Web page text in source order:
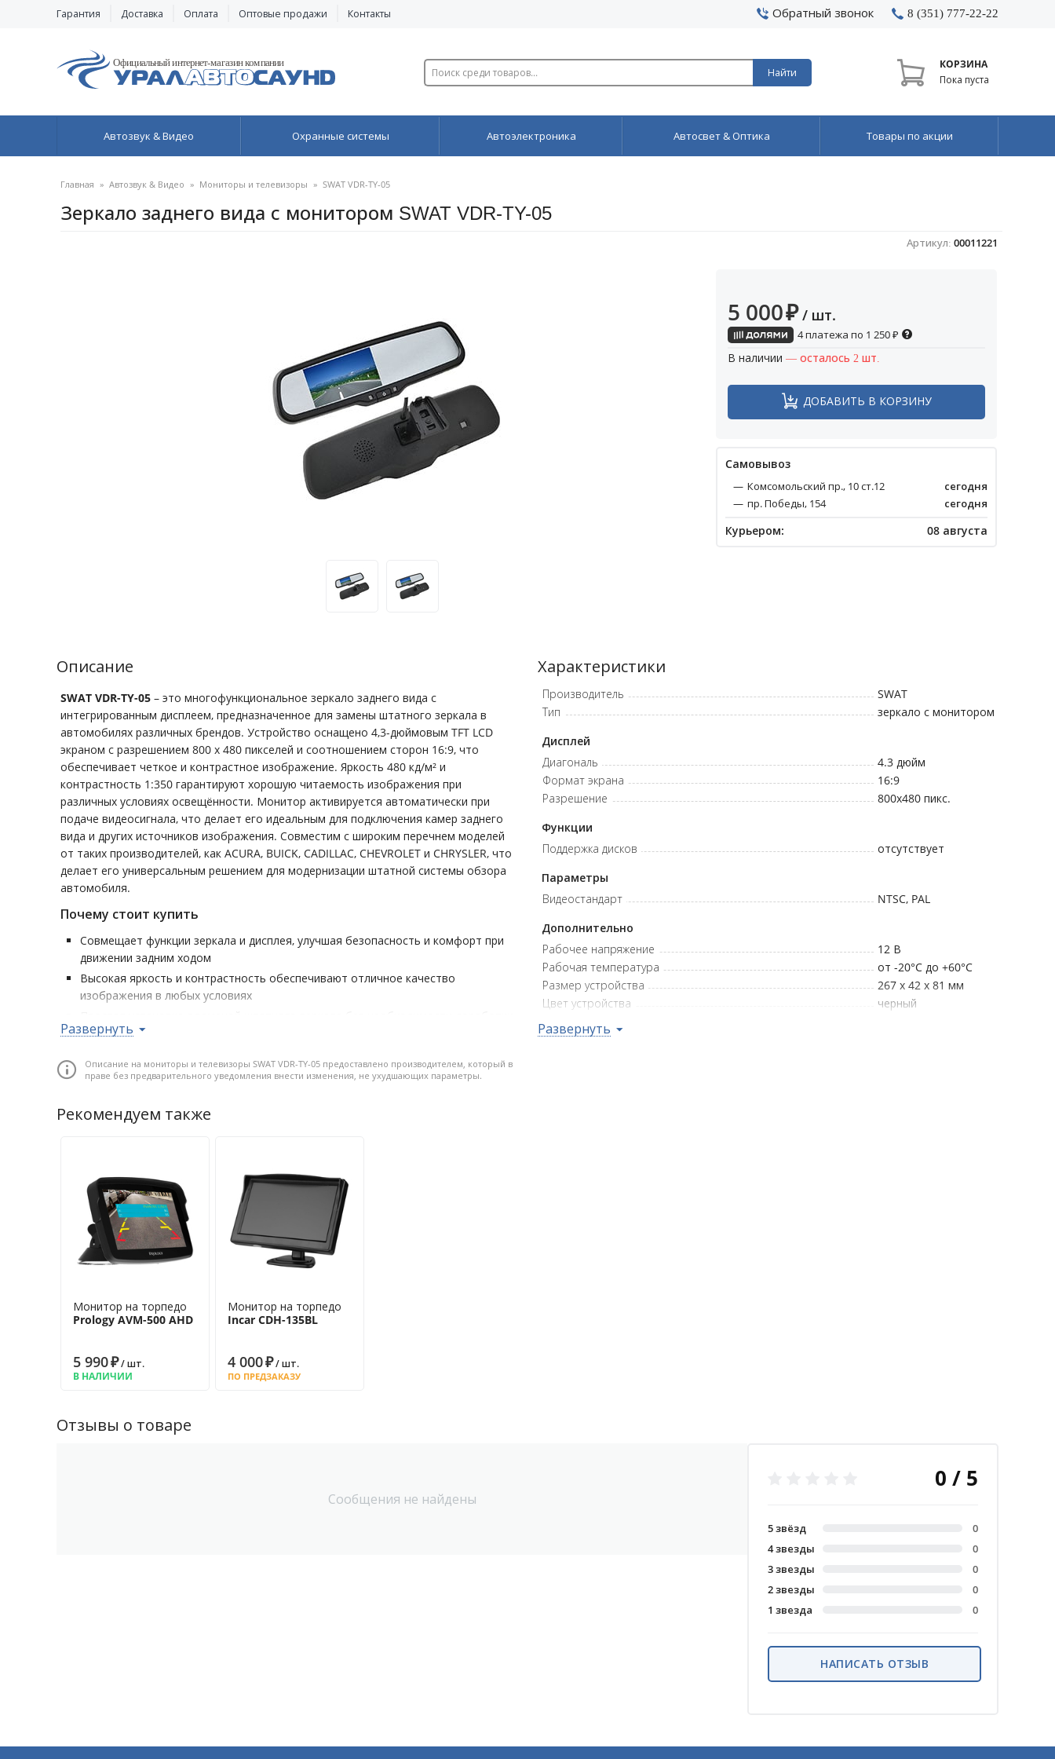
Гарантия Доставка Оплата Оптовые продажи Контакты Обратный звонок 8 (351) 777-22-22
Найти
КОРЗИНА
Пока пуста
Автозвук & Видео Охранные системы Автоэлектроника Автосвет & Оптика Товары по акции
Главная » Автозвук & Видео » Мониторы и телевизоры » SWAT VDR-TY-05
Зеркало заднего вида с монитором SWAT VDR-TY-05
Артикул: 00011221
5 000₽ / шт.
4 платежа по 1 250₽
В наличии — осталось 2 шт.
ДОБАВИТЬ В КОРЗИНУ
Cамовывоз
Комсомольский пр., 10 ст.12
сегодня
пр. Победы, 154
сегодня
Курьером: 08 августа
Описание
SWAT VDR-TY-05 – это многофункциональное зеркало заднего вида с
интегрированным дисплеем, предназначенное для замены штатного зеркала в
автомобилях различных брендов. Устройство оснащено 4,3-дюймовым TFT LCD
экраном с разрешением 800 x 480 пикселей и соотношением сторон 16:9, что
обеспечивает четкое и контрастное изображение. Яркость 480 кд/м² и
контрастность 1:350 гарантируют хорошую читаемость изображения при
различных условиях освещённости. Монитор активируется автоматически при
подаче видеосигнала, что делает его идеальным для подключения камер заднего
вида и других источников изображения. Совместим с широким перечнем моделей
от таких производителей, как ACURA, BUICK, CADILLAC, CHEVROLET и CHRYSLER, что
делает его универсальным решением для модернизации штатной системы обзора
автомобиля.
Почему стоит купить
Совмещает функции зеркала и дисплея, улучшая безопасность и комфорт при
движении задним ходом
Высокая яркость и контрастность обеспечивают отличное качество
изображения в любых условиях
интерьера
расширяя возможности применения
повышает удобство использования
Комплектация
Зеркало с встроенным монитором Swat VDR-TY-05
Кабель для подключения
Кронштейн крепления к стеклу
Развернуть
Описание на мониторы и телевизоры SWAT VDR-TY-05 предоставлено производителем, который в
праве без предварительного уведомления внести изменения, не ухудшающих параметры.
Характеристики
Производитель
SWAT
Тип
зеркало с монитором
Дисплей
Диагональ
4.3дюйм
Формат экрана
16:9
Разрешение
800x480пикс.
Функции
Поддержка дисков
отсутствует
Параметры
Видеостандарт
NTSC, PAL
Дополнительно
Рабочее напряжение
12В
Рабочая температура
от -20°C до +60°C
Размер устройства
267 x 42 x 81 мм
Цвет устройства
черный
Гарантийная политика
Развернуть
Рекомендуем также
Монитор на торпедо
Prology AVM-500 AHD
5 990₽/ шт.
В НАЛИЧИИ
Монитор на торпедо
Incar CDH-135BL
4 000₽/ шт.
ПО ПРЕДЗАКАЗУ
Отзывы о товаре
Сообщения не найдены
0 / 5
5 звёзд
0
4 звезды
0
3 звезды
0
2 звезды
0
1 звезда
0
НАПИСАТЬ ОТЗЫВ